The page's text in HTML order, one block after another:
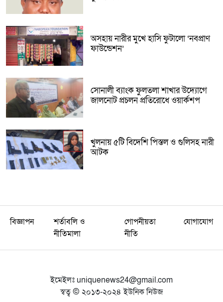
অসহায় নারীর মুখে হাসি ফুটালো ‘নবপ্রাণ
ফাউন্ডেশন’
সোনালী ব্যাংক ফুলতলা শাখার উদ্যোগে
জালনোট প্রচলন প্রতিরোধে ওয়ার্কশপ
খুলনায় ৫টি বিদেশি পিস্তল ও গুলিসহ নারী
আটক
বিজ্ঞাপন
শর্তাবলি ও
নীতিমালা
গোপনীয়তা
নীতি
যোগাযোগ
ইমেইলঃ uniquenews24@gmail.com
স্বত্ব © ২০১৩-২০২৪ ইউনিক নিউজ